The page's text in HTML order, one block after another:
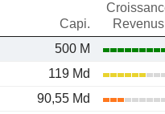
Capi.
Revenus
500 M
119 Md
90,55 Md